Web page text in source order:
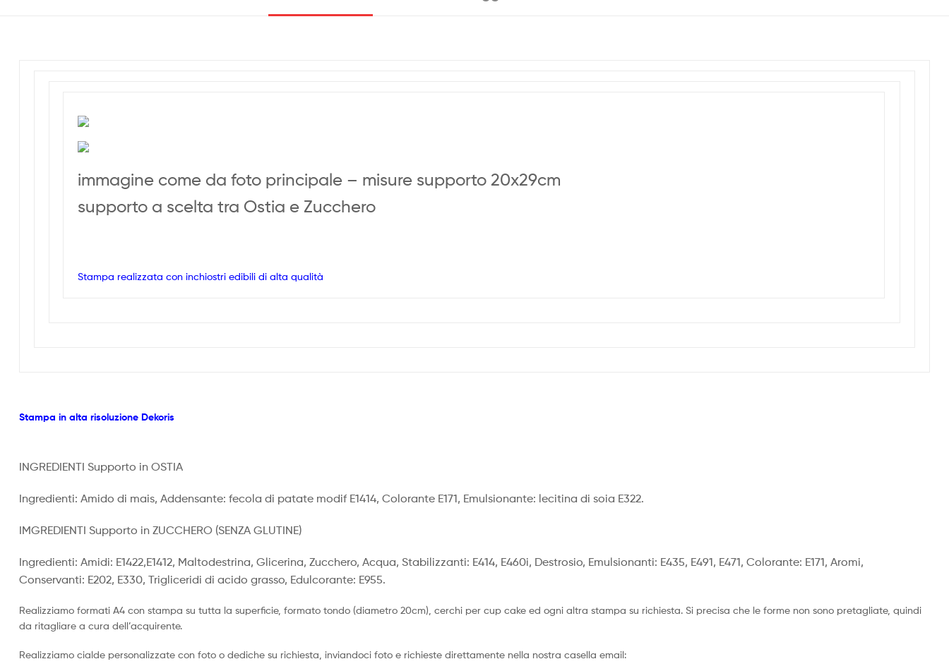
immagine come da foto principale – misure supporto 20x29cm
supporto a scelta tra Ostia e Zucchero
Stampa realizzata con inchiostri edibili di alta qualità
Stampa in alta risoluzione Dekoris
INGREDIENTI Supporto in OSTIA
Ingredienti: Amido di mais, Addensante: fecola di patate modif E1414, Colorante E171, Emulsionante: lecitina di soia E322.
IMGREDIENTI Supporto in ZUCCHERO (SENZA GLUTINE)
Ingredienti: Amidi: E1422,E1412, Maltodestrina, Glicerina, Zucchero, Acqua, Stabilizzanti: E414, E460i, Destrosio, Emulsionanti: E435, E491, E471, Colorante: E171, Aromi,
Conservanti: E202, E330, Trigliceridi di acido grasso, Edulcorante: E955.
Realizziamo formati A4 con stampa su tutta la superficie, formato tondo (diametro 20cm), cerchi per cup cake ed ogni altra stampa su richiesta. Si precisa che le forme non sono pretagliate, quindi
da ritagliare a cura dell’acquirente.
Realizziamo cialde personalizzate con foto o dediche su richiesta, inviandoci foto e richieste direttamente nella nostra casella email: